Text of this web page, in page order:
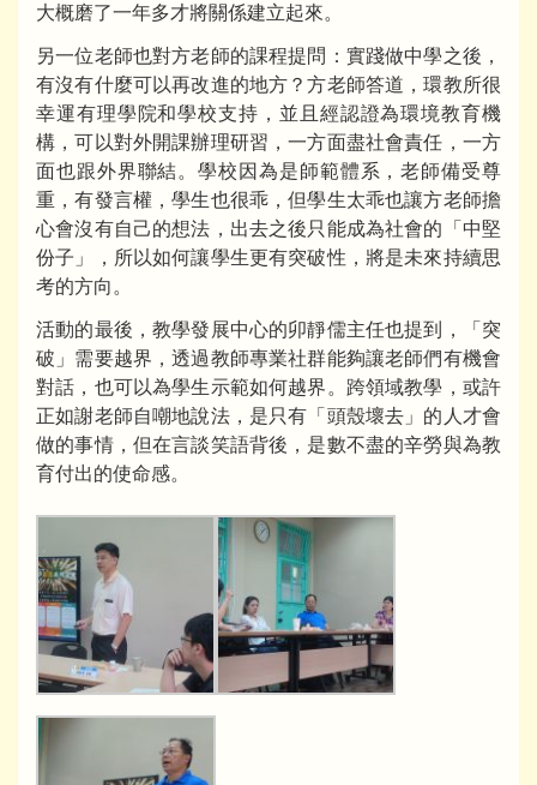
大概磨了一年多才將關係建立起來。
另一位老師也對方老師的課程提問：實踐做中學之後，
有沒有什麼可以再改進的地方？方老師答道，環教所很
幸運有理學院和學校支持，並且經認證為環境教育機
構，可以對外開課辦理研習，一方面盡社會責任，一方
面也跟外界聯結。學校因為是師範體系，老師備受尊
重，有發言權，學生也很乖，但學生太乖也讓方老師擔
心會沒有自己的想法，出去之後只能成為社會的「中堅
份子」，所以如何讓學生更有突破性，將是未來持續思
考的方向。
活動的最後，教學發展中心的卯靜儒主任也提到，「突
破」需要越界，透過教師專業社群能夠讓老師們有機會
對話，也可以為學生示範如何越界。跨領域教學，或許
正如謝老師自嘲地說法，是只有「頭殼壞去」的人才會
做的事情，但在言談笑語背後，是數不盡的辛勞與為教
育付出的使命感。